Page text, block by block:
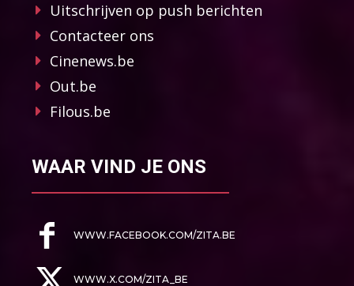
Uitschrijven op push berichten
Contacteer ons
Cinenews.be
Out.be
Filous.be
WAAR VIND JE ONS
WWW.FACEBOOK.COM/ZITA.BE
WWW.X.COM/ZITA_BE